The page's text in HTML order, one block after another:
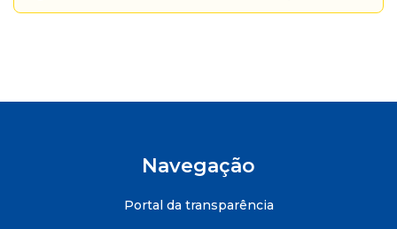
Navegação
Portal da transparência